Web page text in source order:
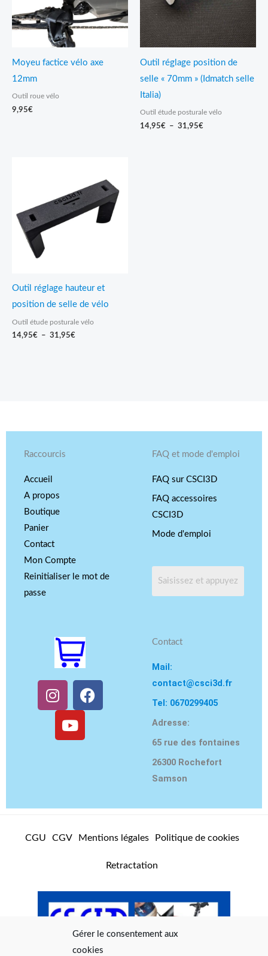
Gérer le consentement aux
cookies
Moyeu factice vélo axe
12mm
Outil roue vélo
9,95€
Outil réglage position de
selle « 70mm » (Idmatch selle
Italia)
Outil étude posturale vélo
14,95€ – 31,95€
Outil réglage hauteur et
position de selle de vélo
Outil étude posturale vélo
14,95€ – 31,95€
14,95€
à
31,95€
Raccourcis
Accueil
A propos
Boutique
Panier
Contact
Mon Compte
Reinitialiser le mot de
passe
FAQ et mode d'emploi
FAQ sur CSCI3D
FAQ accessoires
CSCI3D
Mode d'emploi
I
n
s
m
F
a
Y
u
t
Contact
Mail:
contact@csci3d.fr
Tel: 0670299405
Adresse:
65 rue des fontaines
26300 Rochefort
Samson
CGU CGV Mentions légales Politique de cookies
Retractation